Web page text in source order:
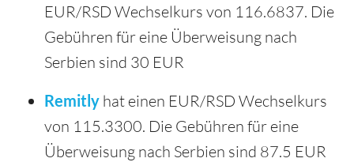
EUR/RSD Wechselkurs von 116.6837. Die
Gebühren für eine Überweisung nach
Serbien sind 30 EUR
Remitly hat einen EUR/RSD Wechselkurs
von 115.3300. Die Gebühren für eine
Überweisung nach Serbien sind 87.5 EUR